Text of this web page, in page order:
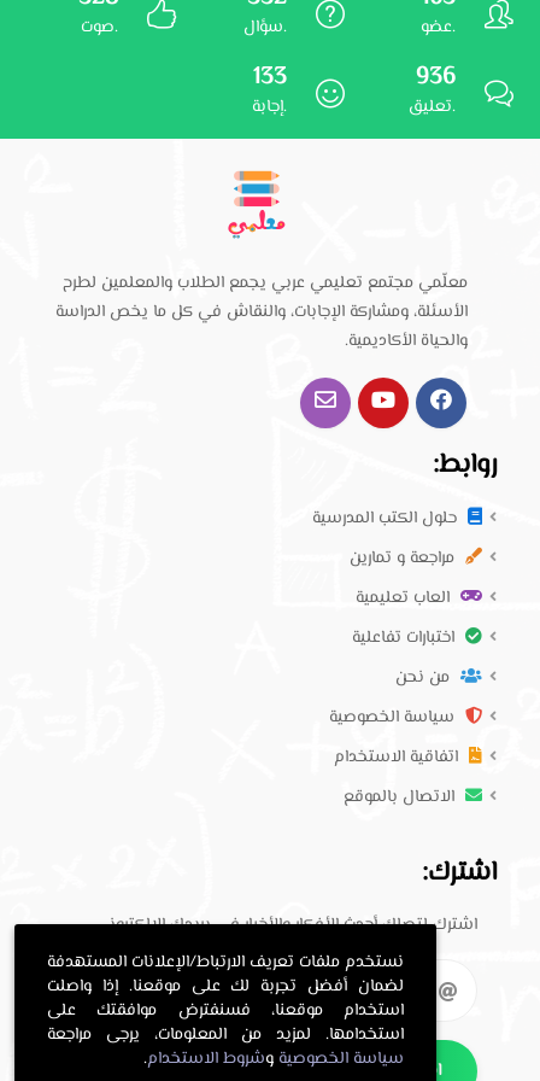
عضو. سؤال. صوت.
936
تعليق.
133
إجابة.
معلّمي مجتمع تعليمي عربي يجمع الطلاب والمعلمين لطرح
الأسئلة، ومشاركة الإجابات، والنقاش في كل ما يخص الدراسة
والحياة الأكاديمية.
روابط:
حلول الكتب المدرسية
مراجعة و تمارين
العاب تعليمية
اختبارات تفاعلية
من نحن
سياسة الخصوصية
اتفاقية الاستخدام
الاتصال بالموقع
اشترك:
اشترك لتصلك أحدث الأفكار والأخبار في بريدك الإلكتروني.
اشترك
نستخدم ملفات تعريف الارتباط/الإعلانات المستهدفة
لضمان أفضل تجربة لك على موقعنا. إذا واصلت
استخدام موقعنا، فسنفترض موافقتك على
استخدامها. لمزيد من المعلومات، يرجى مراجعة
سياسة الخصوصية وشروط الاستخدام.